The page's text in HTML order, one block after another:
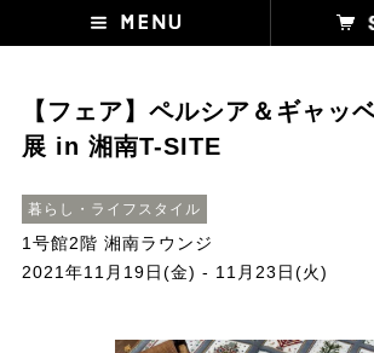
【フェア】ペルシア＆ギャッ
展 in 湘南T-SITE
暮らし・ライフスタイル
1号館2階 湘南ラウンジ
2021年11月19日(金) - 11月23日(火)